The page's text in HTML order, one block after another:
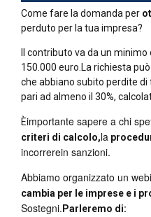
Come fare la domanda per
perduto per la tua impresa?
Il contributo va da un
150.000 euro.La richiesta
che abbiano subito perdite
pari ad almeno il 30%,
Èimportante sapere a chi
criteri di calcolo,la
incorrerein sanzioni.
Abbiamo organizzato un
cambia per le imprese e i
Sostegni. Parleremo di: